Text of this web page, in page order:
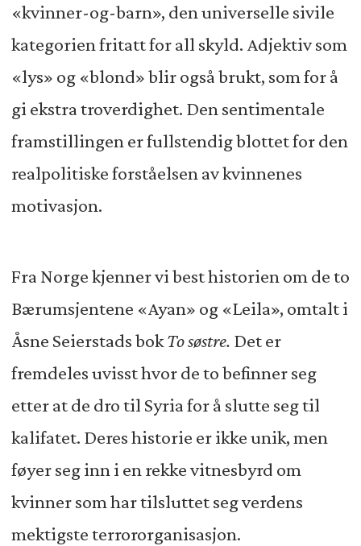
«kvinner-og-barn», den universelle sivile
kategorien fritatt for all skyld. Adjektiv som
«lys» og «blond» blir også brukt, som for å
gi ekstra troverdighet. Den sentimentale
framstillingen er fullstendig blottet for den
realpolitiske forståelsen av kvinnenes
motivasjon.
Fra Norge kjenner vi best historien om de to
Bærumsjentene «Ayan» og «Leila», omtalt i
Åsne Seierstads bokTo søstre. Det er
fremdeles uvisst hvor de to befinner seg
etter at de dro til Syria for å slutte seg til
kalifatet. Deres historie er ikke unik, men
føyer seg inn i en rekke vitnesbyrd om
kvinner som har tilsluttet seg verdens
mektigste terrororganisasjon.